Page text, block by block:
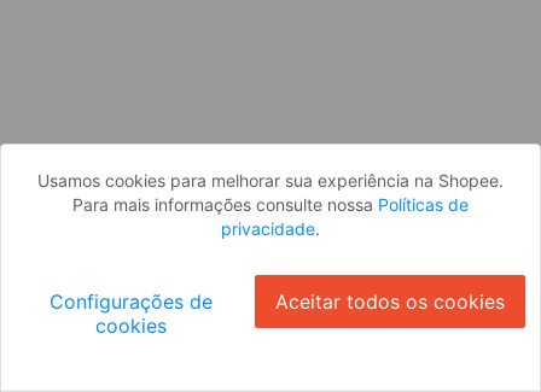
Usamos cookies para melhorar sua experiência na Shopee.
Para mais informações consulte nossa Políticas de
privacidade.
Configurações de
cookies
Aceitar todos os cookies